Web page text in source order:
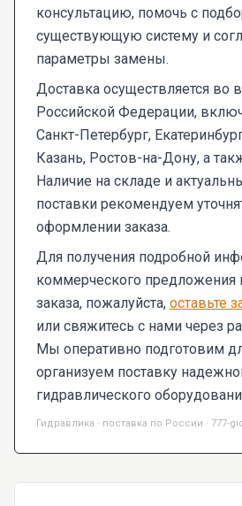
консультацию, помочь с
существующую систему и
параметры замены.
Доставка осуществляется во
Российской Федерации,
Санкт-Петербург,
Казань, Ростов-на-Дону, а
Наличие на складе и
поставки рекомендуем
оформлении заказа.
Для получения подробной
коммерческого предложения
заказа, пожалуйста, оставьте
или свяжитесь с нами через
Мы оперативно подготовим
организуем поставку
гидравлического
Гидравлика · поставка по России · 777-